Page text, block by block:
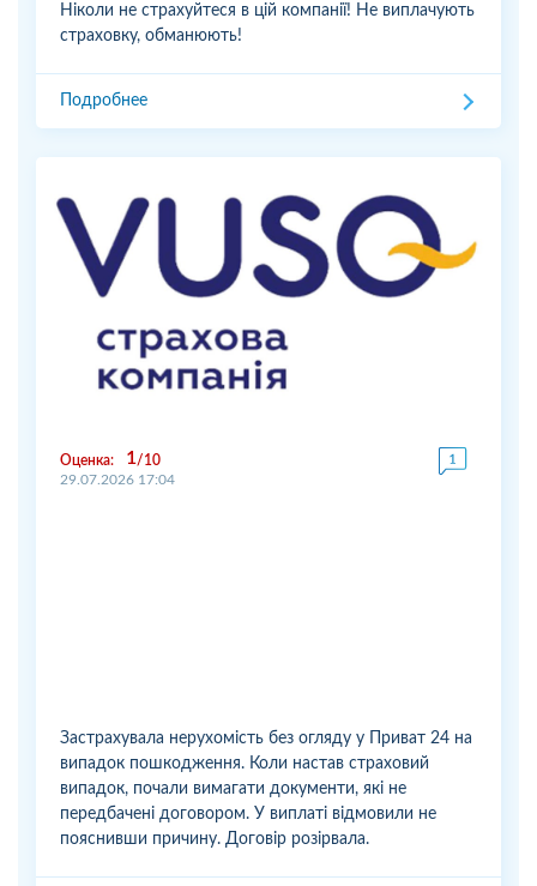
Ніколи не страхуйтеся в цій компанії! Не виплачують
страховку, обманюють!
Подробнее
Оценка: 1 10
29.07.2026 17:04
Застрахувала нерухомість без огляду у Приват 24 на
випадок пошкодження. Коли настав страховий
випадок, почали вимагати документи, які не
передбачені договором. У виплаті відмовили не
пояснивши причину. Договір розірвала.